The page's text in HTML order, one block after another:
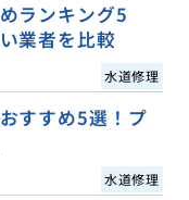
ランキング5
業者を比較
水道修理
すすめ5選！プ
水道修理